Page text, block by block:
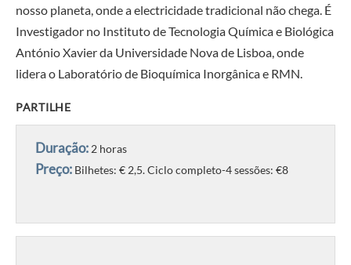
nosso planeta, onde a electricidade tradicional não chega. É
Investigador no Instituto de Tecnologia Química e Biológica
António Xavier da Universidade Nova de Lisboa, onde
lidera o Laboratório de Bioquímica Inorgânica e RMN.
PARTILHE
Duração: 2 horas
Preço: Bilhetes: € 2,5. Ciclo completo-4 sessões: €8